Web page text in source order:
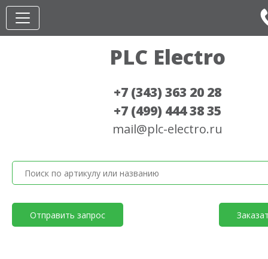
PLC Electro
+7 (343) 363 20 28
+7 (499) 444 38 35
mail@plc-electro.ru
Отправить запрос